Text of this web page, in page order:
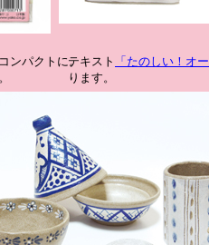
テキスト 「たのしい！オ
ります。
ンパクトに。